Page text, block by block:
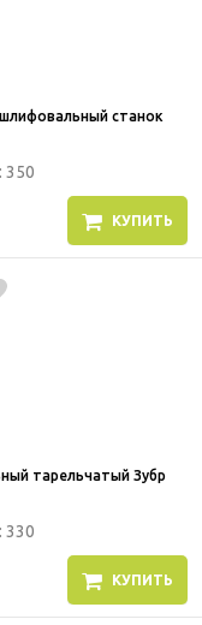
станок
350
КУПИТЬ
тарельчатый Зубр
330
КУПИТЬ